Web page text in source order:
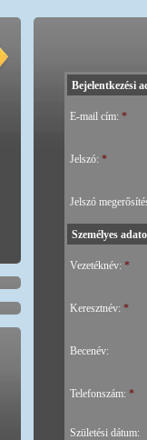
Bejelentkezési
E-mail cím: *
Jelszó: *
Jelszó
Személyes
Vezetéknév: *
Keresztnév: *
Becenév:
Telefonszám: *
Születési dátum: